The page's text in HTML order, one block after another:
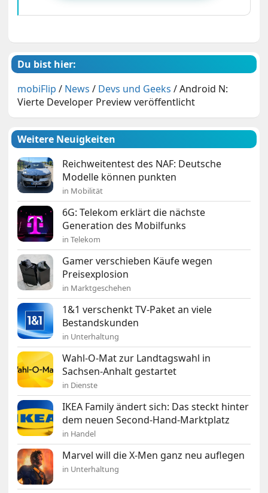
Du bist hier:
mobiFlip / News / Devs und Geeks /Android N:
Vierte Developer Preview veröffentlicht
Weitere Neuigkeiten
Reichweitentest des NAF: Deutsche
Modelle können punkten
in Mobilität
6G: Telekom erklärt die nächste
Generation des Mobilfunks
in Telekom
Gamer verschieben Käufe wegen
Preisexplosion
in Marktgeschehen
1&1 verschenkt TV-Paket an viele
Bestandskunden
in Unterhaltung
Wahl-O-Mat zur Landtagswahl in
Sachsen-Anhalt gestartet
in Dienste
IKEA Family ändert sich: Das steckt hinter
dem neuen Second-Hand-Marktplatz
in Handel
Marvel will die X-Men ganz neu auflegen
in Unterhaltung